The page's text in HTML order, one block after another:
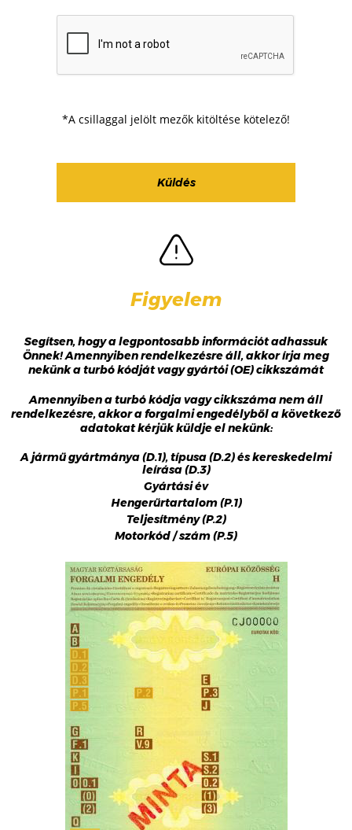
*A csillaggal jelölt mezők kitöltése kötelező!
Figyelem
Segítsen, hogy a legpontosabb információt adhassuk
Önnek! Amennyiben rendelkezésre áll, akkor írja meg
nekünk a turbó kódját vagy gyártói (OE) cikkszámát
Amennyiben a turbó kódja vagy cikkszáma nem áll
rendelkezésre, akkor a forgalmi engedélyből a következő
adatokat kérjük küldje el nekünk:
A jármű gyártmánya (D.1), típusa (D.2) és kereskedelmi
leírása (D.3)
Gyártási év
Hengerűrtartalom (P.1)
Teljesítmény (P.2)
Motorkód / szám (P.5)